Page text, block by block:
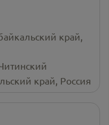
край,
край, Россия